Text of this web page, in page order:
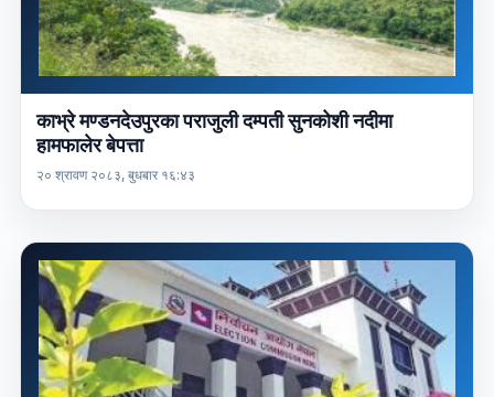
काभ्रे मण्डनदेउपुरका पराजुली दम्पती सुनकोशी नदीमा
हामफालेर बेपत्ता
२० श्रावण २०८३, बुधबार १६:४३